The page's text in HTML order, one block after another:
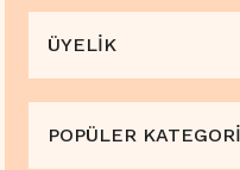
ÜYELİK
POPÜLER